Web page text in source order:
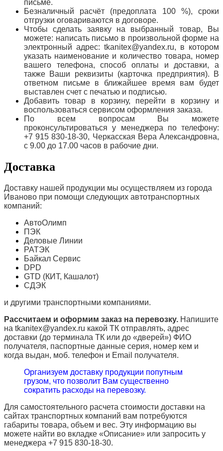
письме.
Безналичный расчёт (предоплата 100 %), сроки
отгрузки оговариваются в договоре.
Чтобы сделать заявку на выбранный товар, Вы
можете: написать письмо в произвольной форме на
электронный адрес: tkanitex@yandex.ru, в котором
указать наименование и количество товара, номер
вашего телефона, способ оплаты и доставки, а
также Ваши реквизиты (карточка предприятия). В
ответном письме в ближайшее время вам будет
выставлен счет с печатью и подписью.
Добавить товар в корзину, перейти в корзину и
воспользоваться сервисом оформления заказа.
По всем вопросам Вы можете
проконсультироваться у менеджера по телефону:
+7 915 830-18-30, Черкасская Вера Александровна,
с 9.00 до 17.00 часов в рабочие дни.
Доставка
Доставку нашей продукции мы осуществляем из города
Иваново при помощи следующих автотранспортных
компаний:
АвтоОлимп
ПЭК
Деловые Линии
РАТЭК
Байкал Сервис
DPD
GTD (КИТ, Кашалот)
СДЭК
и другими транспортными компаниями.
Рассчитаем и оформим заказ на перевозку. Напишите
на tkanitex@yandex.ru какой ТК отправлять, адрес
доставки (до терминала ТК или до «дверей») ФИО
получателя, паспортные данные серия, номер кем и
когда выдан, моб. телефон и Email получателя.
Организуем доставку продукции попутным
грузом, что позволит Вам существенно
сократить расходы на перевозку.
Для самостоятельного расчета стоимости доставки на
сайтах транспортных компаний вам потребуются
габариты товара, объем и вес. Эту информацию вы
можете найти во вкладке «Описание» или запросить у
менеджера +7 915 830-18-30.